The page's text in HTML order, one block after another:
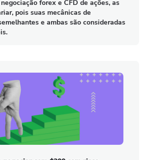
forex e CFD de ações, as
pois suas mecânicas de
e ambas são consideradas